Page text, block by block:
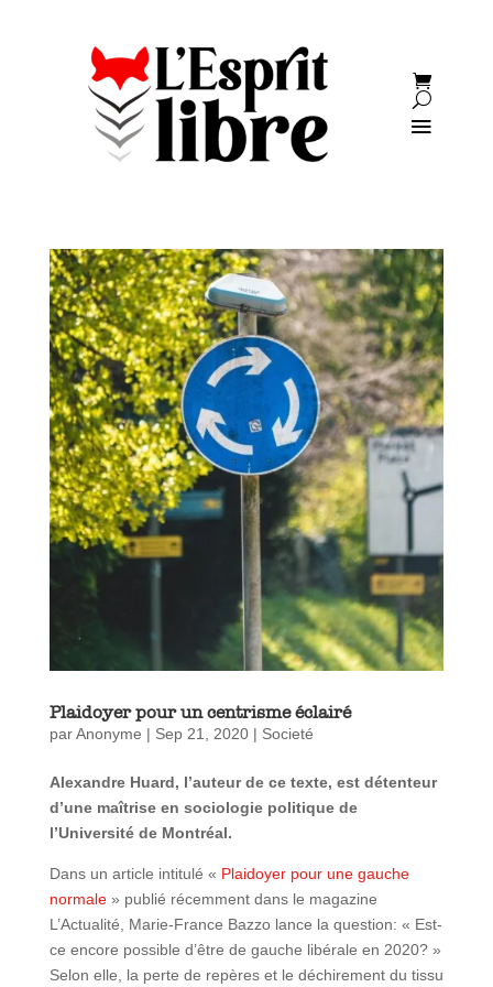
Plaidoyer pour un centrisme éclairé
parAnonyme | Sep 21, 2020| Societé
Alexandre Huard, l’auteur de ce texte, est détenteur
d’une maîtrise en sociologie politique de
l’Université de Montréal.
Dans un article intitulé « Plaidoyer pour une gauche
normale» publié récemment dans le magazine
L’Actualité, Marie-France Bazzo lance la question: « Est-
ce encore possible d’être de gauche libérale en 2020? »
Selon elle, la perte de repères et le déchirement du tissu